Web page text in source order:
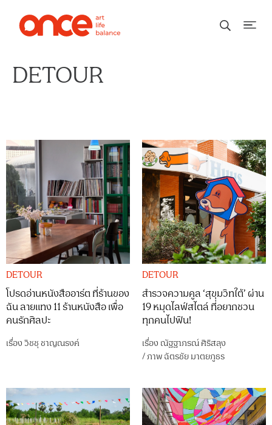
DETOUR
DETOUR
โปรดอ่านหนังสืออาร์ต ที่ร้านของ
ฉัน ลายแทง 11 ร้านหนังสือ เพื่อ
คนรักศิลปะ
เรื่องวิชชุ ชาญณรงค์
DETOUR
สำรวจความคูล ‘สุขุมวิทใต้’ ผ่าน
19 หมุดไลฟ์สไตล์ ที่อยากชวน
ทุกคนไปฟิน!
เรื่องณัฐฐาภรณ์ ศิริสลุง
/ภาพฉัตรชัย มาตยภูธร